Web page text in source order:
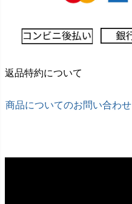
返品特約について
商品についてのお問い合わせ